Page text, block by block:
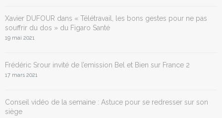
Xavier DUFOUR dans « Télétravail, les bons gestes pour ne pas
souffrir du dos » du Figaro Santé
19 mai 2021
Frédéric Srour invité de l’emission Bel et Bien sur France 2
17 mars 2021
Conseil vidéo de la semaine : Astuce pour se redresser sur son
siège